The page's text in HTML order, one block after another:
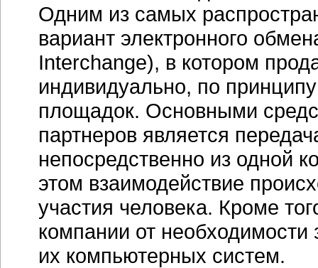
Одним из самых
вариант электронного
Interchange), в котором
индивидуально, по
площадок. Основными
партнеров является
непосредственно из одной
этом взаимодействие
участия человека. Кроме
компании от
их компьютерных систем.